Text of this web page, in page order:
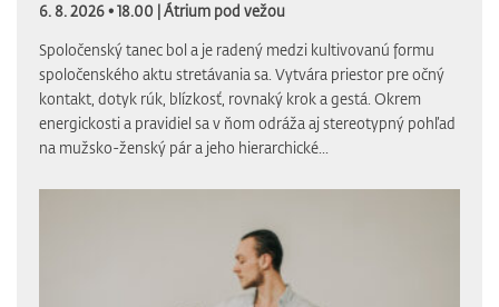
6. 8. 2026 • 18.00 |Átrium pod vežou
Spoločenský tanec bol a je radený medzi kultivovanú formu
spoločenského aktu stretávania sa. Vytvára priestor pre očný
kontakt, dotyk rúk, blízkosť, rovnaký krok a gestá. Okrem
energickosti a pravidiel sa v ňom odráža aj stereotypný pohľad
na mužsko-ženský pár a jeho hierarchické...